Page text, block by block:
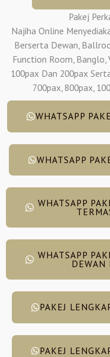
Pakej
Najiha Online
Berserta Dewan,
Function Room,
100pax Dan 200pax
700pax, 800pax,
WHATSAPP
WHATSAPP
WHATSAPP
WHATSAPP
DEWAN
PAKEJ
PAKEJ